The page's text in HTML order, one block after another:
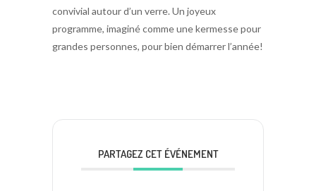
convivial autour d’un verre. Un joyeux
programme, imaginé comme une kermesse pour
grandes personnes, pour bien démarrer l’année!
PARTAGEZ CET ÉVÉNEMENT